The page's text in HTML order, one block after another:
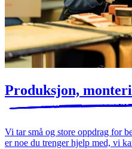
Produksjon,
Vi tar små og store oppdrag for
er noe du trenger hjelp med, vi